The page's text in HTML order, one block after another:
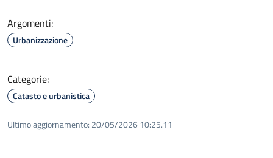
Argomenti:
Urbanizzazione
Categorie:
Catasto e urbanistica
Ultimo aggiornamento: 20/05/2026 10:25.11